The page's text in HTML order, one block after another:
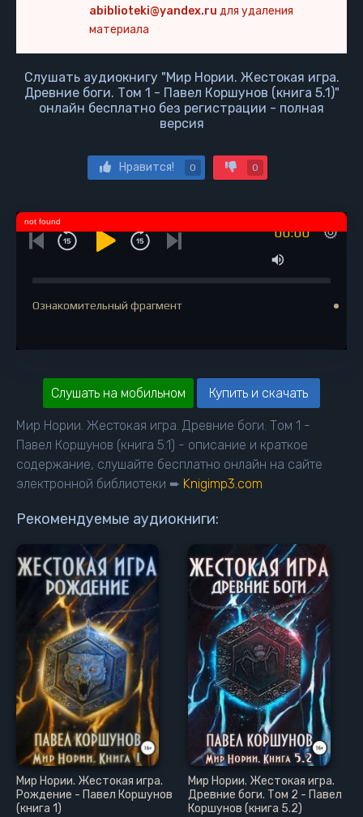
abiblioteki@yandex.ru для удаления
материала
Слушать аудиокнигу "Мир Нории. Жестокая игра.
Древние боги. Том 1 - Павел Коршунов (книга 5.1)"
онлайн бесплатно без регистрации - полная
версия
Нравится! 0 0
00:00
Ознакомительный фрагмент
not found
Слушать на мобильном Купить и скачать
Мир Нории. Жестокая игра. Древние боги. Том 1 -
Павел Коршунов (книга 5.1) - описание и краткое
содержание, слушайте бесплатно онлайн на сайте
электронной библиотеки ➨ Knigimp3.com
Рекомендуемые аудиокниги:
Мир Нории. Жестокая игра.
Рождение - Павел Коршунов
(книга 1)
Мир Нории. Жестокая игра.
Древние боги. Том 2 - Павел
Коршунов (книга 5.2)